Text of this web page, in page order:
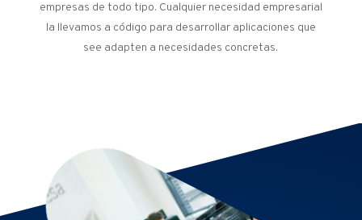
empresas de todo tipo. Cualquier necesidad empresarial
la llevamos a código para desarrollar aplicaciones que
see adapten a necesidades concretas.